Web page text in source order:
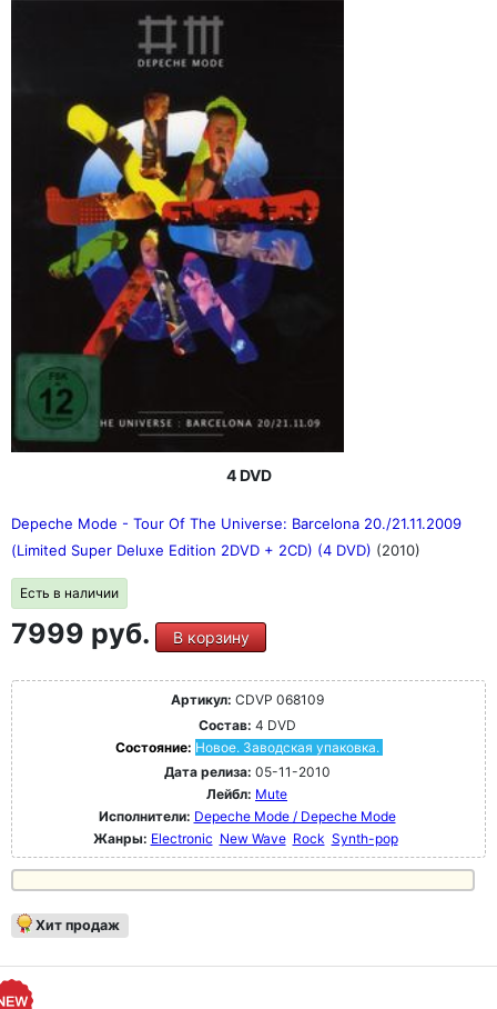
4 DVD
Depeche Mode - Tour Of The Universe: Barcelona 20./21.11.2009
(Limited Super Deluxe Edition 2DVD + 2CD) (4 DVD) (2010)
Есть в наличии
7999 руб. В корзину
Артикул: CDVP 068109
Состав: 4 DVD
Состояние: Новое. Заводская упаковка.
Дата релиза: 05-11-2010
Лейбл: Mute
Исполнители: Depeche Mode / Depeche Mode
Жанры: Electronic New Wave Rock Synth-pop
Хит продаж